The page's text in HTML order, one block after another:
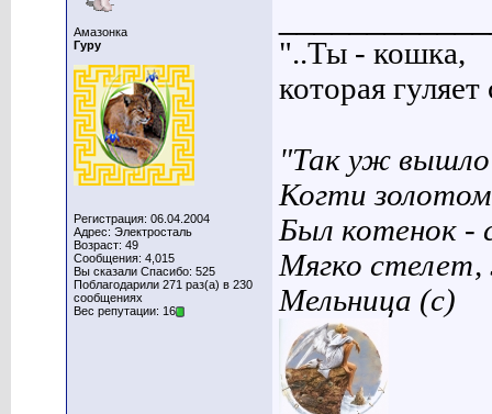
Амазонка
Гуру
Регистрация: 06.04.2004
Адрес: Электросталь
Возраст: 49
Сообщения: 4,015
Вы сказали Спасибо: 525
Поблагодарили 271 раз(а) в 230
сообщениях
Вес репутации: 16
"..Ты - кошка,
которая
"Так уж вышло
Когти
Был котенок -
Мягко
Мельница (с)